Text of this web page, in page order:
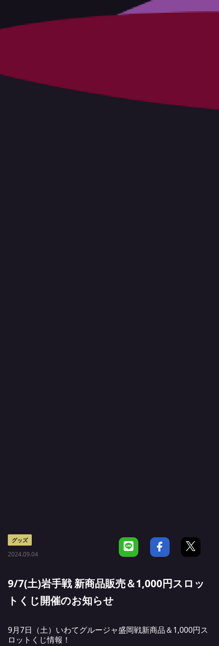
グッズ
2024.09.04
9/7(土)岩手戦 新商品販売＆1,000円スロッ
トくじ開催のお知らせ
9月7日（土）いわてグルージャ盛岡戦新商品＆1,000円ス
ロットくじ情報！